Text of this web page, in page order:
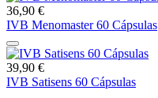
36,90 €
IVB Menomaster 60 Cápsulas
39,90 €
IVB Satisens 60 Cápsulas